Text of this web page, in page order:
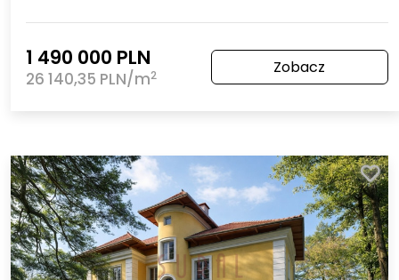
1 490 000 PLN
26 140,35 PLN/m2 Zobacz